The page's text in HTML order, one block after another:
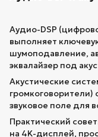
Аудио-DSP
выполняет
шумоподавление,
эквалайзер под
Акустические
звуковое поле для
Практический
на 4K-дисплей,